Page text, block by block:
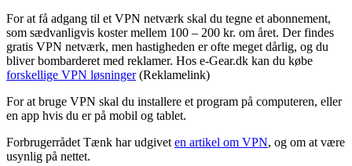
For at få adgang til et VPN netværk skal du tegne et abonnement,
som sædvanligvis koster mellem 100 – 200 kr. om året. Der findes
gratis VPN netværk, men hastigheden er ofte meget dårlig, og du
bliver bombarderet med reklamer. Hos e-Gear.dk kan du købe
forskellige VPN løsninger(Reklamelink)
For at bruge VPN skal du installere et program på computeren, eller
en app hvis du er på mobil og tablet.
Forbrugerrådet Tænk har udgiveten artikel om VPN, og om at være
usynlig på nettet.